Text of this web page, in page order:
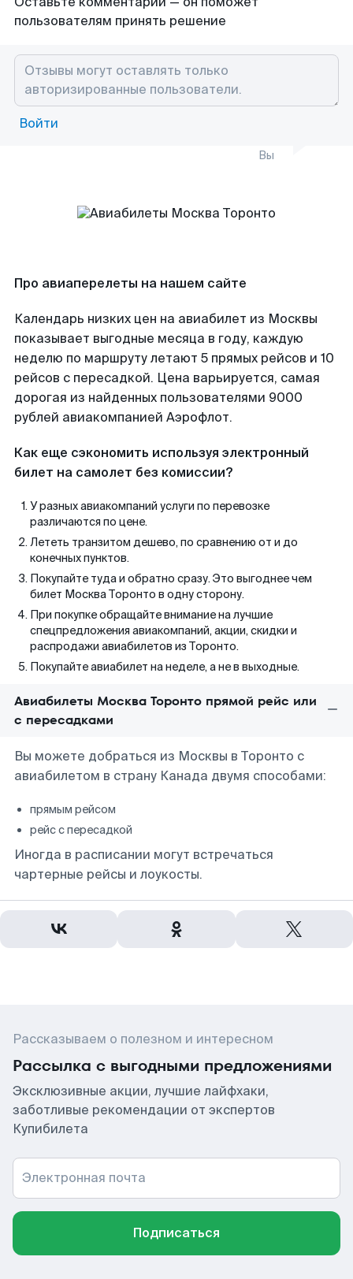
пользователям принять решение
Войти
Вы
Про авиаперелеты на нашем сайте
Календарь низких цен на авиабилет из Москвы
показывает выгодные месяца в году, каждую
неделю по маршруту летают 5 прямых рейсов и 10
рейсов с пересадкой. Цена варьируется, самая
дорогая из найденных пользователями 9000
рублей авиакомпанией Аэрофлот.
Как еще сэкономить используя электронный
билет на самолет без комиссии?
У разных авиакомпаний услуги по перевозке
различаются по цене.
Лететь транзитом дешево, по сравнению от и до
конечных пунктов.
Покупайте туда и обратно сразу. Это выгоднее чем
билет Москва Торонто в одну сторону.
При покупке обращайте внимание на лучшие
спецпредложения авиакомпаний, акции, скидки и
распродажи авиабилетов из Торонто.
Покупайте авиабилет на неделе, а не в выходные.
Авиабилеты Москва Торонто прямой рейс или
с пересадками
Вы можете добраться из Москвы в Торонто с
авиабилетом в страну Канада двумя способами:
прямым рейсом
рейс с пересадкой
Иногда в расписании могут встречаться
чартерные рейсы и лоукосты.
Рассказываем о полезном и интересном
Рассылка с выгодными предложениями
Эксклюзивные акции, лучшие лайфхаки,
заботливые рекомендации от экспертов
Купибилета
Электронная почта
Подписаться